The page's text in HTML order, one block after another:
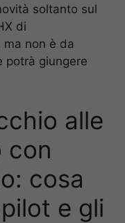
soltanto sul
di
non è da
potrà giungere
alle
con
cosa
e gli